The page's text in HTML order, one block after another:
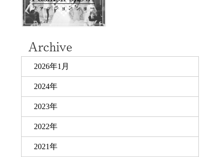
2026年1月
2024年
2023年
2022年
2021年